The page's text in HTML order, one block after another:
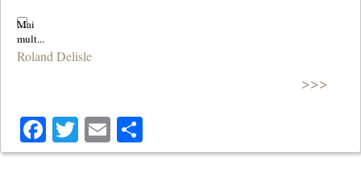
Roland Delisle
>>>
Facebook
Twitter
Email